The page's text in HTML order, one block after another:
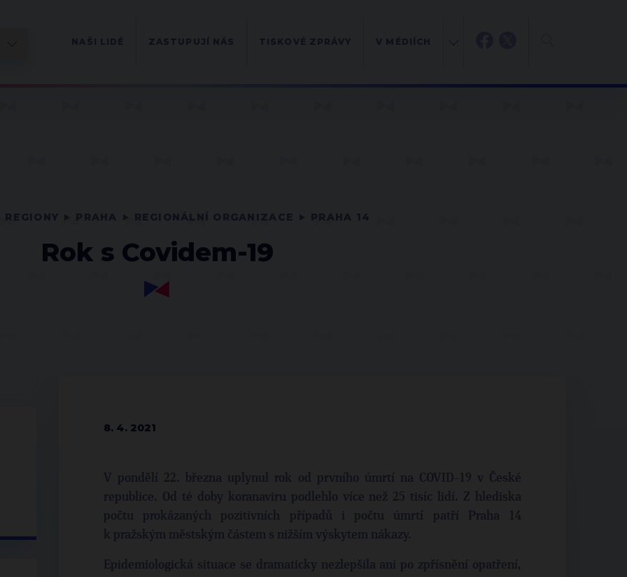
Rok s Covidem-19
8. 4. 2021
V pondělí 22. března uplynul rok od prvního úmrtí na COVID-19 v České
republice. Od té doby koranaviru podlehlo více než 25 tisíc lidí. Z hlediska
počtu prokázaných pozitivních případů i počtu úmrtí patří Praha 14
k pražským městským částem s nižším výskytem nákazy.
Epidemiologická situace se dramaticky nezlepšila ani po zpřísnění opatření,